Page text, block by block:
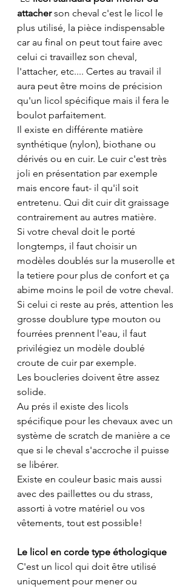
attacher son cheval c'est le licol le
plus utilisé, la pièce indispensable
car au final on peut tout faire avec
celui ci travaillez son cheval,
l'attacher, etc.... Certes au travail il
aura peut être moins de précision
qu'un licol spécifique mais il fera le
boulot parfaitement.
Il existe en différente matière
synthétique (nylon), biothane ou
dérivés ou en cuir. Le cuir c'est très
joli en présentation par exemple
mais encore faut- il qu'il soit
entretenu. Qui dit cuir dit graissage
contrairement au autres matière.
Si votre cheval doit le porté
longtemps, il faut choisir un
modèles doublés sur la muserolle et
la tetiere pour plus de confort et ça
abime moins le poil de votre cheval.
Si celui ci reste au prés, attention les
grosse doublure type mouton ou
fourrées prennent l'eau, il faut
privilégiez un modèle doublé
croute de cuir par exemple.
Les boucleries doivent être assez
solide.
Au prés il existe des licols
spécifique pour les chevaux avec un
système de scratch de manière a ce
que si le cheval s'accroche il puisse
se libérer.
Existe en couleur basic mais aussi
avec des paillettes ou du strass,
assorti à votre matériel ou vos
vêtements, tout est possible!
Le licol en corde type éthologique
C'est un licol qui doit être utilisé
uniquement pour mener ou